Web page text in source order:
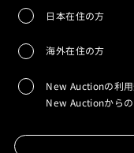
日本在住の方
海外在住の方
New Auctionの利用
New Auctionからの